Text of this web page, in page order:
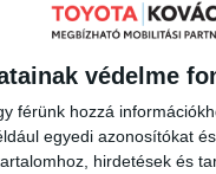
védelme
férünk hozzá
egyedi azonosítókat
hirdetések és
azt, hanem
nem az autó, és nem
bővülő
aztán az autóban
a természeti világgal.
de annak